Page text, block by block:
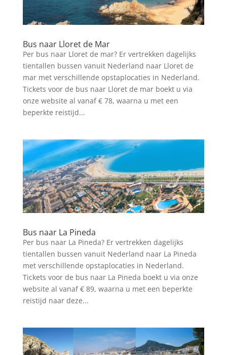
Bus naar Lloret de Mar
Per bus naar Lloret de mar? Er vertrekken dagelijks
tientallen bussen vanuit Nederland naar Lloret de
mar met verschillende opstaplocaties in Nederland.
Tickets voor de bus naar Lloret de mar boekt u via
onze website al vanaf € 78, waarna u met een
beperkte reistijd...
Bus naar La Pineda
Per bus naar La Pineda? Er vertrekken dagelijks
tientallen bussen vanuit Nederland naar La Pineda
met verschillende opstaplocaties in Nederland.
Tickets voor de bus naar La Pineda boekt u via onze
website al vanaf € 89, waarna u met een beperkte
reistijd naar deze...